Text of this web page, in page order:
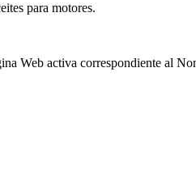
para motores.
Web activa correspondiente al